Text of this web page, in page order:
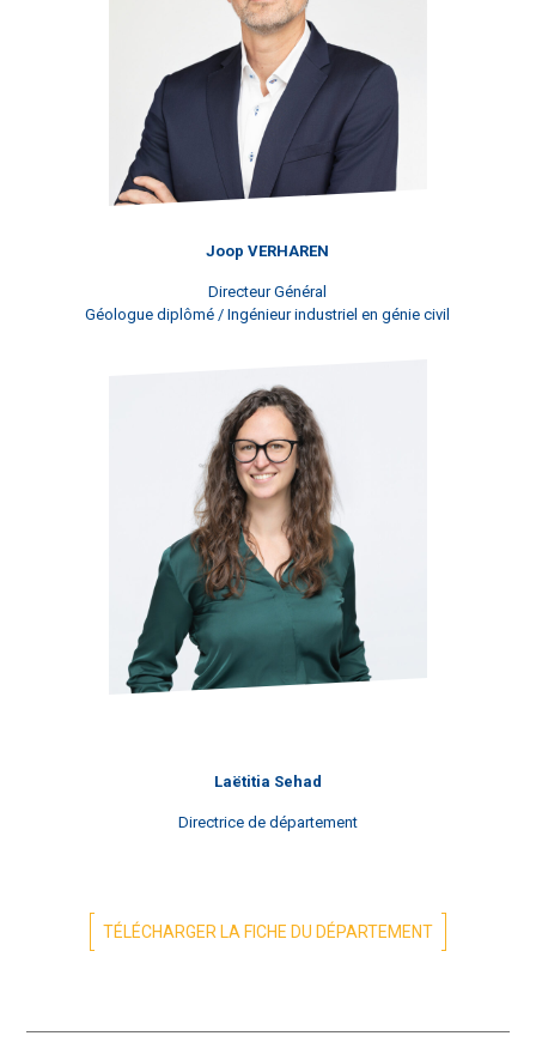
Joop VERHAREN
Directeur Général
Géologue diplômé / Ingénieur industriel en génie civil
Laëtitia Sehad
Directrice de département
TÉLÉCHARGER LA FICHE DU DÉPARTEMENT